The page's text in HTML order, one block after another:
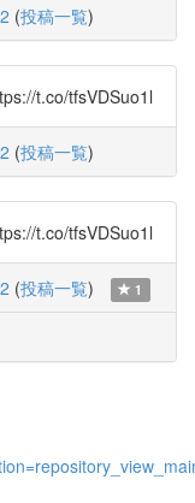
(投稿一覧)
t.co/tfsVDSuo1l
(投稿一覧)
t.co/tfsVDSuo1l
(投稿一覧) 1